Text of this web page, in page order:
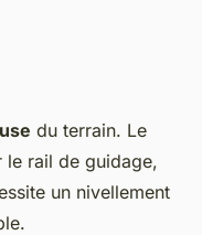
du terrain. Le
rail de guidage,
un nivellement